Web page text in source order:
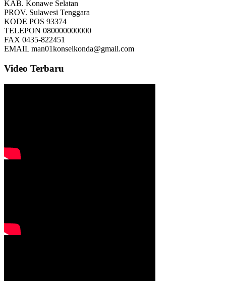
KAB. Konawe Selatan
PROV. Sulawesi Tenggara
KODE POS 93374
TELEPON 080000000000
FAX 0435-822451
EMAIL man01konselkonda@gmail.com
Video Terbaru